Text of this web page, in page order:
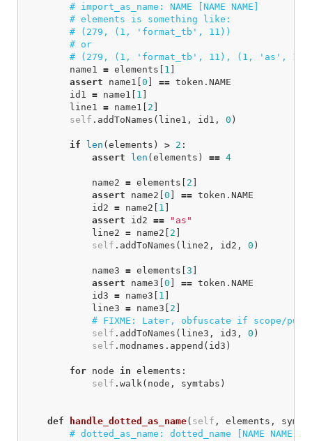
name1 = elements 1
assert
name1 0 == token . NAME
id1 = name1 1
line1 = name1 2
self . addToNames ( line1 , id1 , 0 )
if len ( elements ) > 2 :
assert
len ( elements ) == 4
name2 = elements 2
assert
name2 0 == token . NAME
id2 = name2 1
assert
id2 ==
"as"
line2 = name2 2
self . addToNames ( line2 , id2 , 0 )
name3 = elements 3
assert
name3 0 == token . NAME
id3 = name3 1
line3 = name3 2
self . addToNames ( line3 , id3 , 0 )
self . modnames . append ( id3 )
for node in elements :
self . walk( node , symtabs )
def handle_dotted_as_name( self , elements ,